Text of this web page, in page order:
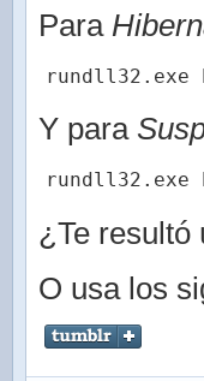
Para
rundll32.exe
Y para
rundll32.exe
¿Te resultó
O usa los